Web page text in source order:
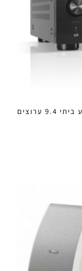
Denon AVC-X3900H – מגבר קולנוע ביתי 9.4 ערוצים